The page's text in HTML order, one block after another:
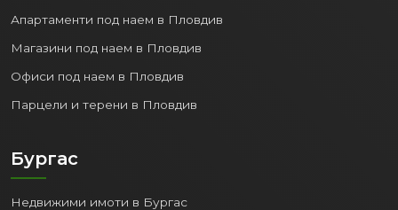
Апартаменти под наем в Пловдив
Магазини под наем в Пловдив
Офиси под наем в Пловдив
Парцели и терени в Пловдив
Бургас
Недвижими имоти в Бургас